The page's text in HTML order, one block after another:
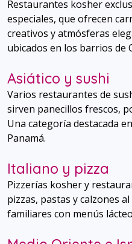
Restaurantes kosher
especiales, que ofrecen
creativos y atmósferas
ubicados en los barrios de
Asiático y sushi
Varios restaurantes de
sirven panecillos frescos,
Una categoría destacada
Panamá.
Italiano y pizza
Pizzerías kosher y
pizzas, pastas y calzones
familiares con menús